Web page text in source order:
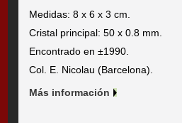
Medidas: 8 x 6 x 3 cm.
Cristal principal: 50 x 0.8 mm.
Encontrado en ±1990.
Col. E. Nicolau (Barcelona).
Más información